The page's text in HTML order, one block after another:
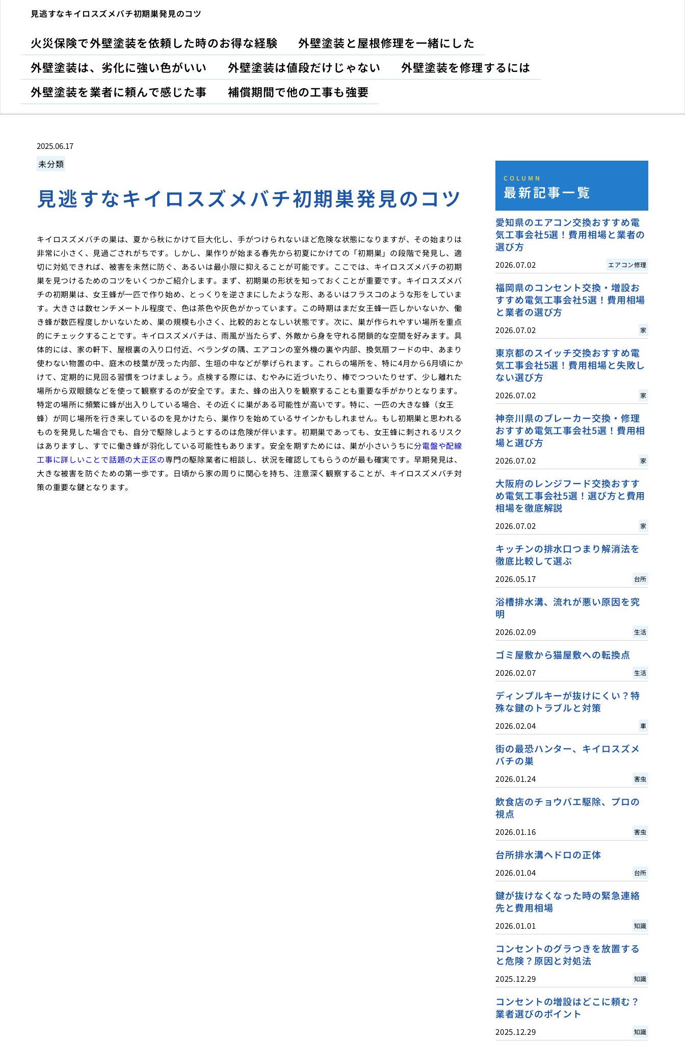
見逃すなキイロスズメバチ初期巣発見のコツ
火災保険で外壁塗装を依頼した時のお得な経験
外壁塗装と屋根修理を一緒にした
外壁塗装は、劣化に強い色がいい
外壁塗装は値段だけじゃない
外壁塗装を修理するには
外壁塗装を業者に頼んで感じた事
補償期間で他の工事も強要
2025.06.17
未分類
見逃すなキイロスズメバチ初期巣発見のコツ
キイロスズメバチの巣は、夏から秋にかけて巨大化し、手がつけられないほど危険な状態になりますが、その始まりは
非常に小さく、見過ごされがちです。しかし、巣作りが始まる春先から初夏にかけての「初期巣」の段階で発見し、適
切に対処できれば、被害を未然に防ぐ、あるいは最小限に抑えることが可能です。ここでは、キイロスズメバチの初期
巣を見つけるためのコツをいくつかご紹介します。まず、初期巣の形状を知っておくことが重要です。キイロスズメバ
チの初期巣は、女王蜂が一匹で作り始め、とっくりを逆さまにしたような形、あるいはフラスコのような形をしていま
す。大きさは数センチメートル程度で、色は茶色や灰色がかっています。この時期はまだ女王蜂一匹しかいないか、働
き蜂が数匹程度しかいないため、巣の規模も小さく、比較的おとなしい状態です。次に、巣が作られやすい場所を重点
的にチェックすることです。キイロスズメバチは、雨風が当たらず、外敵から身を守れる閉鎖的な空間を好みます。具
体的には、家の軒下、屋根裏の入り口付近、ベランダの隅、エアコンの室外機の裏や内部、換気扇フードの中、あまり
使わない物置の中、庭木の枝葉が茂った内部、生垣の中などが挙げられます。これらの場所を、特に4月から6月頃にか
けて、定期的に見回る習慣をつけましょう。点検する際には、むやみに近づいたり、棒でつついたりせず、少し離れた
場所から双眼鏡などを使って観察するのが安全です。また、蜂の出入りを観察することも重要な手がかりとなります。
特定の場所に頻繁に蜂が出入りしている場合、その近くに巣がある可能性が高いです。特に、一匹の大きな蜂（女王
蜂）が同じ場所を行き来しているのを見かけたら、巣作りを始めているサインかもしれません。もし初期巣と思われる
ものを発見した場合でも、自分で駆除しようとするのは危険が伴います。初期巣であっても、女王蜂に刺されるリスク
はありますし、すでに働き蜂が羽化している可能性もあります。安全を期すためには、巣が小さいうちに分電盤や配線
工事に詳しいことで話題の大正区の専門の駆除業者に相談し、状況を確認してもらうのが最も確実です。早期発見は、
大きな被害を防ぐための第一歩です。日頃から家の周りに関心を持ち、注意深く観察することが、キイロスズメバチ対
策の重要な鍵となります。
COLUMN
最新記事一覧
愛知県のエアコン交換おすすめ電
気工事会社5選！費用相場と業者の
選び方
2026.07.02 エアコン修理
福岡県のコンセント交換・増設お
すすめ電気工事会社5選！費用相場
と業者の選び方
2026.07.02 家
東京都のスイッチ交換おすすめ電
気工事会社5選！費用相場と失敗し
ない選び方
2026.07.02 家
神奈川県のブレーカー交換・修理
おすすめ電気工事会社5選！費用相
場と選び方
2026.07.02 家
大阪府のレンジフード交換おすす
め電気工事会社5選！選び方と費用
相場を徹底解説
2026.07.02 家
キッチンの排水口つまり解消法を
徹底比較して選ぶ
2026.05.17 台所
浴槽排水溝、流れが悪い原因を究
明
2026.02.09 生活
ゴミ屋敷から猫屋敷への転換点
2026.02.07 生活
ディンプルキーが抜けにくい？特
殊な鍵のトラブルと対策
2026.02.04 車
街の最恐ハンター、キイロスズメ
バチの巣
2026.01.24 害虫
飲食店のチョウバエ駆除、プロの
視点
2026.01.16 害虫
台所排水溝ヘドロの正体
2026.01.04 台所
鍵が抜けなくなった時の緊急連絡
先と費用相場
2026.01.01 知識
コンセントのグラつきを放置する
と危険？原因と対処法
2025.12.29 知識
コンセントの増設はどこに頼む？
業者選びのポイント
2025.12.29 知識